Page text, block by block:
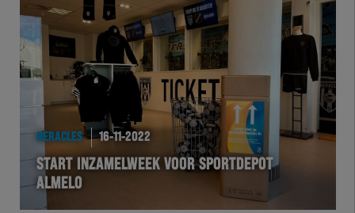
HERACLES 16-11-2022
START INZAMELWEEK VOOR SPORTDEPOT
ALMELO